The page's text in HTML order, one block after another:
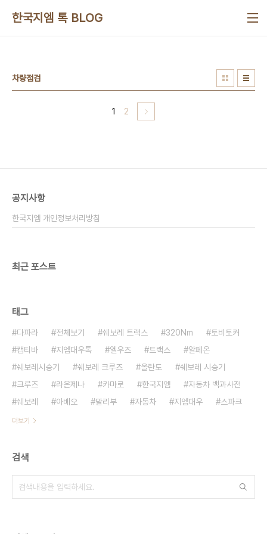
한국지엠 톡 BLOG
차량점검
1 2
공지사항
한국지엠 개인정보처리방침
최근 포스트
태그
다파라 전체보기 쉐보레 트랙스 320Nm
토비토커
캡티바
지엠대우톡 엘우즈 트랙스
알페온
쉐보레시승기
쉐보레 크루즈 올란도
쉐보레 시승기
크루즈
라온제나 카마로 한국지엠
자동차 백과사전
쉐보레
아베오 말리부 자동차 지엠대우 스파크
더보기
검색